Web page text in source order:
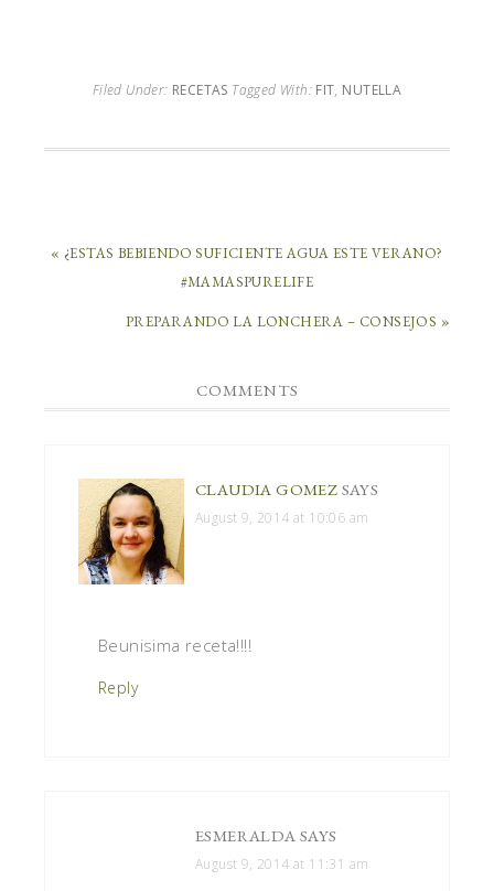
Filed Under: RECETAS Tagged With: FIT, NUTELLA
« ¿ESTAS BEBIENDO SUFICIENTE AGUA ESTE VERANO?
#MAMASPURELIFE
PREPARANDO LA LONCHERA – CONSEJOS »
COMMENTS
CLAUDIA GOMEZ SAYS
August 9, 2014 at 10:06 am
Beunisima receta!!!!
Reply
ESMERALDA SAYS
August 9, 2014 at 11:31 am